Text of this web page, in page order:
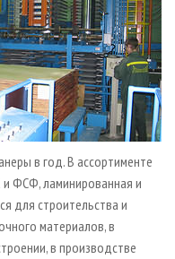
в год. В ассортименте
ФСФ, ламинированная и
для строительства и
материалов, в
в производстве